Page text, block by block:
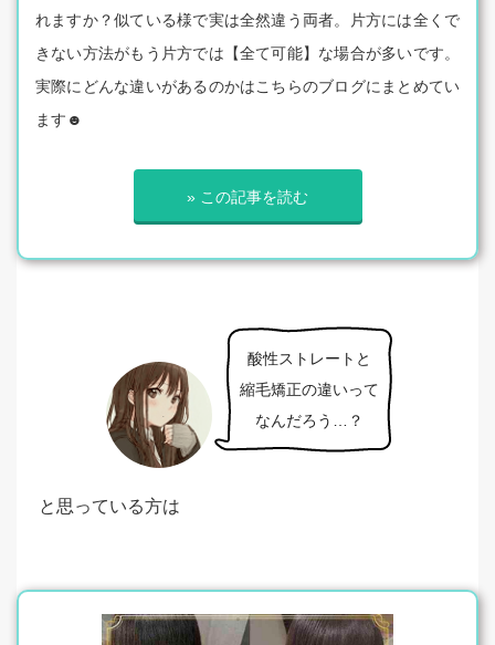
れますか？似ている様で実は全然違う両者。片方には全くで
きない方法がもう片方では【全て可能】な場合が多いです。
実際にどんな違いがあるのかはこちらのブログにまとめてい
ます☻
» この記事を読む
酸性ストレートと
縮毛矯正の違いって
なんだろう…？
と思っている方は